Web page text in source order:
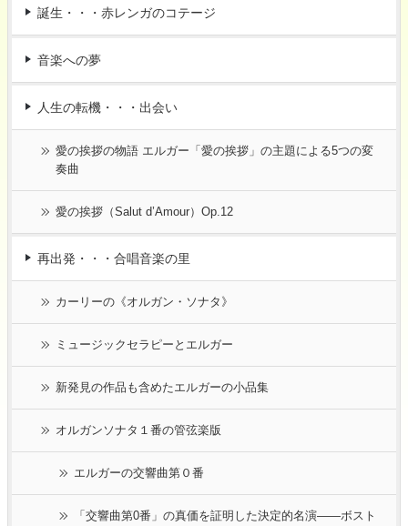
誕生・・・赤レンガのコテージ
音楽への夢
人生の転機・・・出会い
愛の挨拶の物語 エルガー「愛の挨拶」の主題による5つの変
奏曲
愛の挨拶（Salut d’Amour）Op.12
再出発・・・合唱音楽の里
カーリーの《オルガン・ソナタ》
ミュージックセラピーとエルガー
新発見の作品も含めたエルガーの小品集
オルガンソナタ１番の管弦楽版
エルガーの交響曲第０番
「交響曲第0番」の真価を証明した決定的名演――ボスト